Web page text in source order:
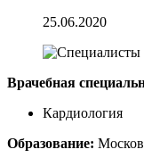
25.06.2020
Врачебная
Кардиология
Образование: